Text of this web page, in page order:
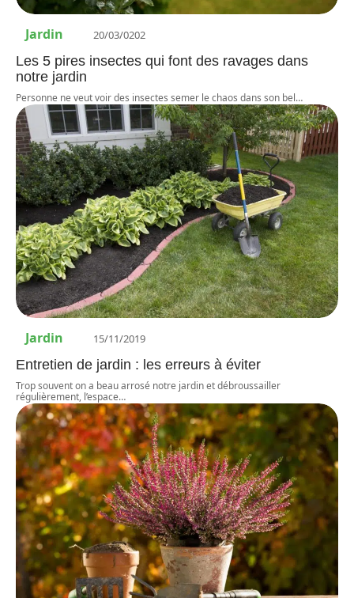
Jardin 20/03/0202
Les 5 pires insectes qui font des ravages dans
notre jardin
Personne ne veut voir des insectes semer le chaos dans son bel…
Jardin 15/11/2019
Entretien de jardin : les erreurs à éviter
Trop souvent on a beau arrosé notre jardin et débroussailler
régulièrement, l’espace…